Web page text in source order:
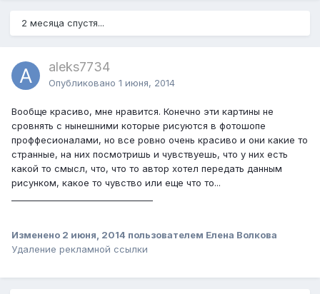
2 месяца спустя...
aleks7734
Опубликовано 1 июня, 2014
Вообще красиво, мне нравится. Конечно эти картины не
сровнять с нынешними которые рисуются в фотошопе
проффесионалами, но все ровно очень красиво и они какие то
странные, на них посмотришь и чувствуешь, что у них есть
какой то смысл, что, что то автор хотел передать данным
рисунком, какое то чувство или еще что то...
Изменено 2 июня, 2014 пользователем Елена Волкова
Удаление рекламной ссылки